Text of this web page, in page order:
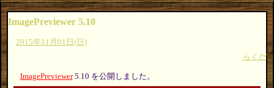
ImagePreviewer 5.10
2015年11月01日(日)
らくだ
ImagePreviewer5.10 を公開しました。